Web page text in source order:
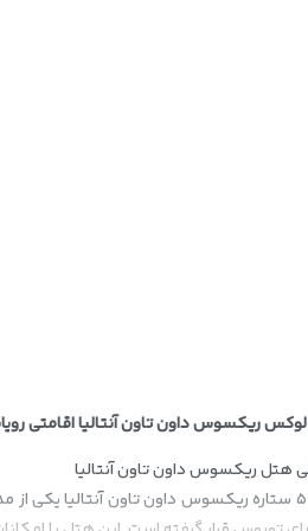
ریکسوس داون تاون آنتالیا اقامتی
هتل ریکسوس داون تاون آنتالیا